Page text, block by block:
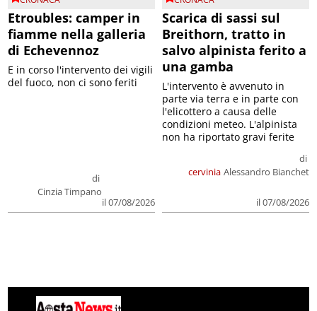
Etroubles: camper in
fiamme nella galleria
di Echevennoz
di
Cinzia Timpano
il 07/08/2026
E in corso l'intervento dei vigili
del fuoco, non ci sono feriti
Scarica di sassi sul
Breithorn, tratto in
salvo alpinista ferito a
una gamba
cervinia
di
Alessandro Bianchet
il 07/08/2026
L'intervento è avvenuto in
parte via terra e in parte con
l'elicottero a causa delle
condizioni meteo. L'alpinista
non ha riportato gravi ferite